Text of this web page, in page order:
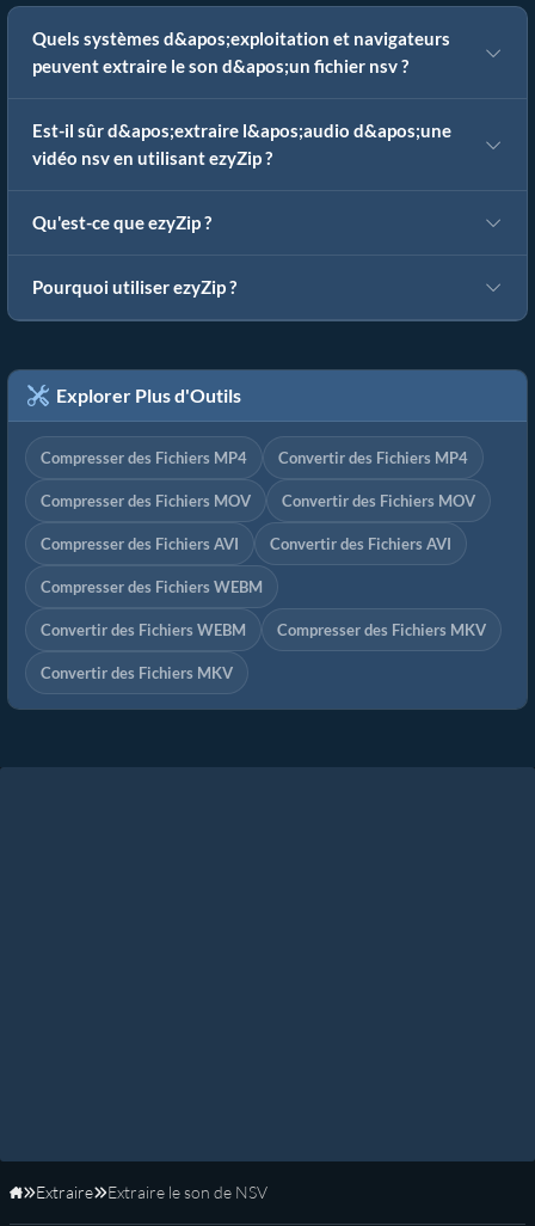
Quels systèmes d&apos;exploitation et navigateurs
peuvent extraire le son d&apos;un fichier nsv ?
Est-il sûr d&apos;extraire l&apos;audio d&apos;une
vidéo nsv en utilisant ezyZip ?
Qu'est-ce que ezyZip ?
Pourquoi utiliser ezyZip ?
Explorer Plus d'Outils
Compresser des Fichiers MP4 Convertir des Fichiers MP4
Compresser des Fichiers MOV Convertir des Fichiers MOV
Compresser des Fichiers AVI Convertir des Fichiers AVI
Compresser des Fichiers WEBM
Convertir des Fichiers WEBM Compresser des Fichiers MKV
Convertir des Fichiers MKV
Accueil
Extraire Extraire le son de NSV